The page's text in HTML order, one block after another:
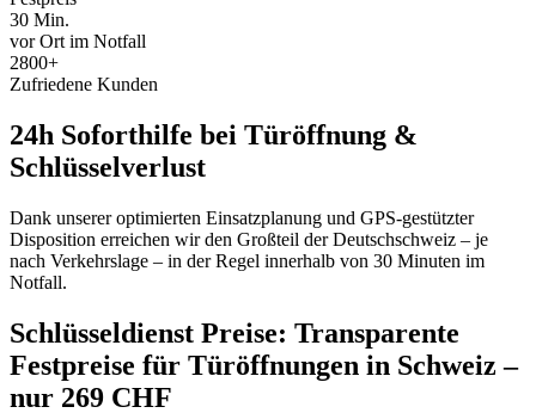
30 Min.
vor Ort im Notfall
2800+
Zufriedene Kunden
24h Soforthilfe bei Türöffnung &
Schlüsselverlust
Dank unserer optimierten Einsatzplanung und GPS-gestützter
Disposition erreichen wir den Großteil der Deutschschweiz – je
nach Verkehrslage – in der Regel innerhalb von 30 Minuten im
Notfall.
Schlüsseldienst Preise: Transparente
Festpreise für Türöffnungen in Schweiz –
nur 269 CHF